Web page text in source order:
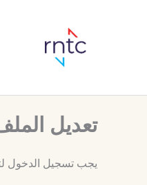
تعديل
يجب تسجيل الدخول